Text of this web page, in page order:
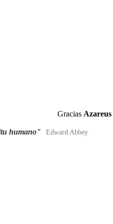
Gracias Azareus
humano"
Edward Abbey